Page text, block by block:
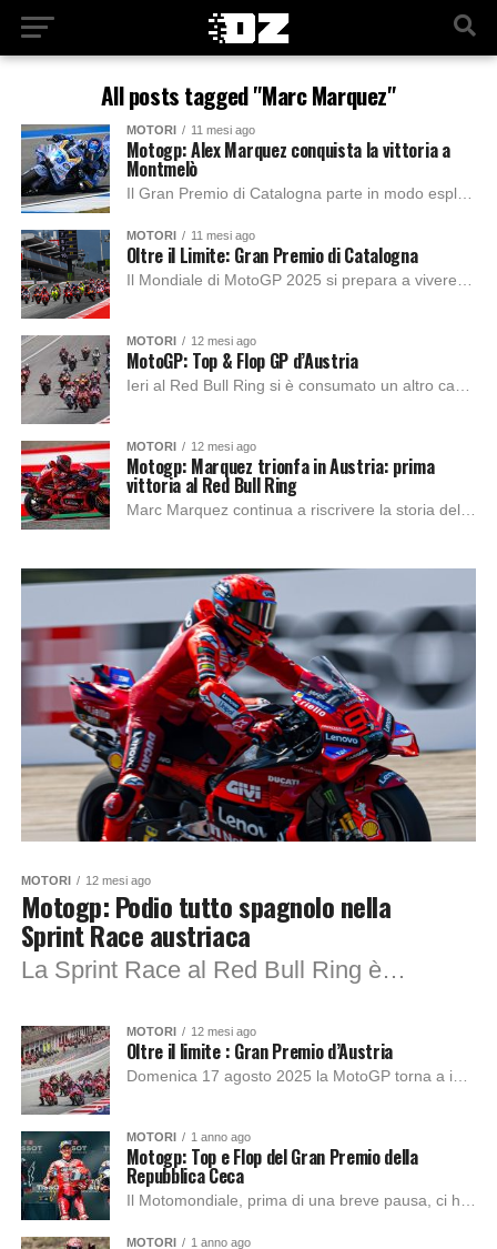
All posts tagged "Marc Marquez"
MOTORI 11 mesi ago
Motogp: Alex Marquez conquista la vittoria a
Montmelò
MOTORI 11 mesi ago
Oltre il Limite: Gran Premio di Catalogna
MOTORI 12 mesi ago
MotoGP: Top & Flop GP d’Austria
MOTORI 12 mesi ago
Motogp: Marquez trionfa in Austria: prima
vittoria al Red Bull Ring
MOTORI 12 mesi ago
Motogp: Podio tutto spagnolo nella
Sprint Race austriaca
La Sprint Race al Red Bull Ring è iniziata con una partenza difficile per i piloti italiani in prima fila. Nonostante le buone qualifiche, i primi...
MOTORI 12 mesi ago
Oltre il limite : Gran Premio d’Austria
Domenica 17 agosto 2025 la MotoGP torna a infiammare il cuore degli appassionati con il Gran Premio d’Austria, tappa che segna il ritorno in pista dopo...
MOTORI 1 anno ago
Motogp: Top e Flop del Gran Premio della
Repubblica Ceca
Il Motomondiale, prima di una breve pausa, ci ha regalato un weekend di emozioni intense in Repubblica Ceca. Ancora una volta, Marc Marquez è tornato sul...
MOTORI 1 anno ago